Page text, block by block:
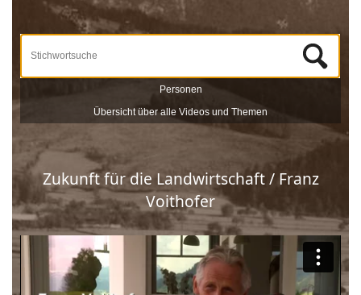
Saalfeldens lebendig gehalten, sprich die Geschichte Saalfeldens.
Wir bedanken uns bei allen Beteiligten, die zur Umsetzung dieses
Projektes beigetragen haben!
Personen
Übersicht über alle Videos und Themen
Zukunft für die Landwirtschaft / Franz
Voithofer